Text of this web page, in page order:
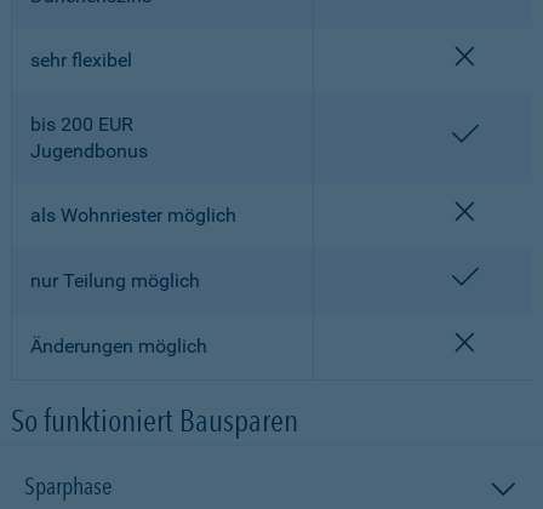
sehr flexibel
bis 200 EUR
Jugendbonus
als Wohnriester möglich
nur Teilung möglich
Änderungen möglich
So funktioniert Bausparen
Sparphase